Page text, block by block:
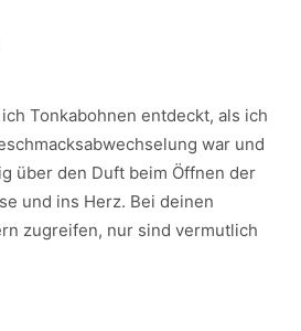
Tonkabohnen entdeckt, als ich
war und
über den Duft beim Öffnen der
und ins Herz. Bei deinen
zugreifen, nur sind vermutlich